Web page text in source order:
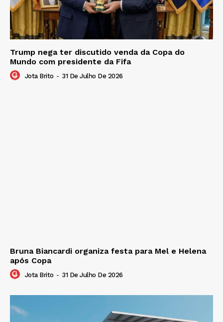
Trump nega ter discutido venda da Copa do
Mundo com presidente da Fifa
Jota Brito - 31 De Julho De 2026
Bruna Biancardi organiza festa para Mel e Helena
após Copa
Jota Brito - 31 De Julho De 2026